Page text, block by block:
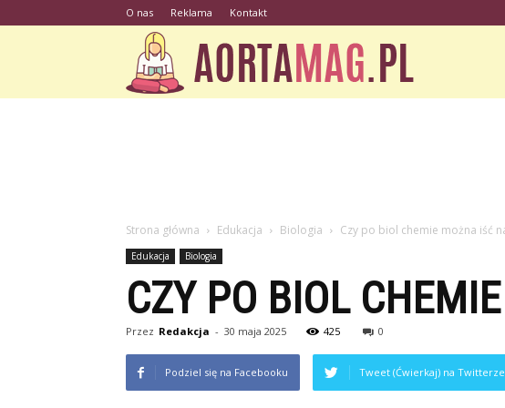
O nas Reklama Kontakt
Strona główna Edukacja Biologia Czy po biol chemie można iść
Edukacja Biologia
CZY PO BIOL
Przez Redakcja - 30 maja 2025 425 0
Podziel się na Facebooku Tweet (Ćwierkaj) na Twitterze